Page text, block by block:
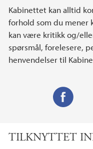
Kabinettet kan alltid
forhold som du mener
kan være kritikk og/
spørsmål, forelesere,
henvendelser til
TILKNYTTET